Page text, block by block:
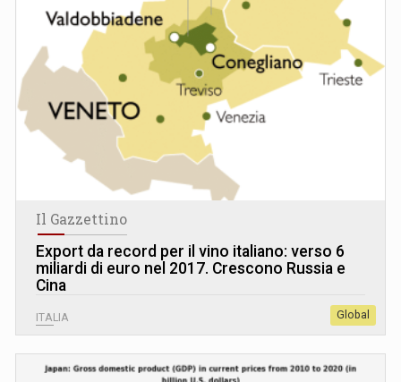
Il Gazzettino
Export da record per il vino italiano: verso 6
miliardi di euro nel 2017. Crescono Russia e
Cina
ITALIA Global